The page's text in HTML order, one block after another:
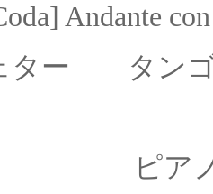
con
ター タン
マルタ